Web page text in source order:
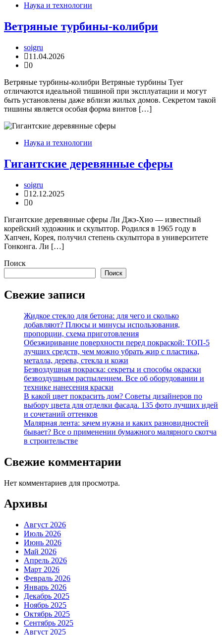
Наука и технологии
Ветряные турбины-колибри
soigru
11.04.2026
0
Ветряные турбины-колибри Ветряные турбины Tyer
отличаются идеальной тишиной при эксплуатации и могут
быть установлены даже вблизи жилых домов. Секретом такой
тишины является особая форма винтов […]
Наука и технологии
Гигантские деревянные сферы
soigru
12.12.2025
0
Гигантские деревянные сферы Ли Джэ-Хио — известный
корейский художник и скульптор. Родился в 1965 году в
Хапчен, Корея, получил степень скульптора в университете
Гонконга. Ли […]
Поиск
Поиск
Свежие записи
Жидкое стекло для бетона: для чего и сколько
добавляют? Плюсы и минусы использования,
пропорции, схема приготовления
Обезжиривание поверхности перед покраской: ТОП-5
лучших средств, чем можно убрать жир с пластика,
металла, дерева, стекла и кожи
Безвоздушная покраска: секреты и способы окраски
безвоздушным распылением. Все об оборудовании и
технике нанесения краски
В какой цвет покрасить дом? Советы дизайнеров по
выбору цвета для отделки фасада. 135 фото лучших идей
и сочетаний оттенков
Малярная лента: зачем нужна и каких разновидностей
бывает? Все о применении бумажного малярного скотча
в строительстве
Свежие комментарии
Нет комментариев для просмотра.
Архивы
Август 2026
Июль 2026
Июнь 2026
Май 2026
Апрель 2026
Март 2026
Февраль 2026
Январь 2026
Декабрь 2025
Ноябрь 2025
Октябрь 2025
Сентябрь 2025
Август 2025